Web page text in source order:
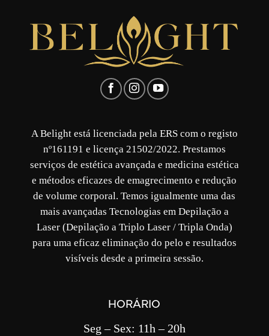
A Belight está licenciada pela ERS com o registo
nº161191 e licença 21502/2022. Prestamos
serviços de estética avançada e medicina estética
e métodos eficazes de emagrecimento e redução
de volume corporal. Temos igualmente uma das
mais avançadas Tecnologias em Depilação a
Laser (Depilação a Triplo Laser / Tripla Onda)
para uma eficaz eliminação do pelo e resultados
visíveis desde a primeira sessão.
HORÁRIO
Seg – Sex: 11h – 20h